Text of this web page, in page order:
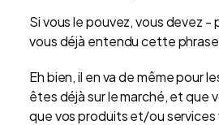
Si vous le pouvez, vous devez
vous déjà entendu cette
Eh bien, il en va de même pour
êtes déjà sur le marché, et que
que vos produits et/ou services